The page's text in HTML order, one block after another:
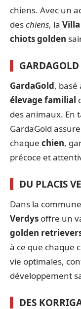
chiens. Avec un
deschiens, la
chiots golden
GARDAGOLD
GardaGold, basé
élevage familial
des animaux. En
GardaGold
chaque chien,
précoce et
DU PLACIS
Dans la
Verdys offre un
golden
à ce que chaque
vie optimales,
développement
DES